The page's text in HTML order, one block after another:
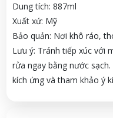
Dung tích: 887ml
Xuất xứ: Mỹ
Bảo quản: Nơi khô ráo,
Lưu ý: Tránh tiếp xúc với
rửa ngay bằng nước
kích ứng và tham khảo ý